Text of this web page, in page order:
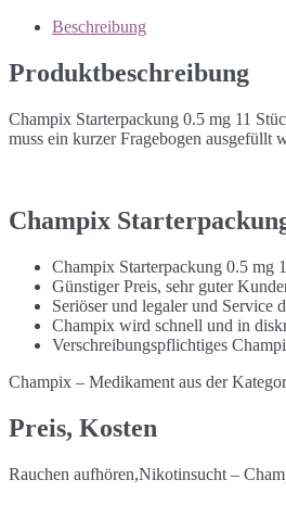
Beschreibung
Produktbeschreibung
Champix Starterpackung 0.5 mg 11
muss ein kurzer Fragebogen ausgefüllt
Champix
Champix Starterpackung 0.5 mg
Günstiger Preis, sehr guter
Seriöser und legaler und
Champix wird schnell und in
Verschreibungspflichtiges
Champix – Medikament aus der
Preis, Kosten
Rauchen aufhören,Nikotinsucht –